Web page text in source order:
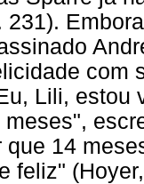
231).
com
Lili, estou
que 14
feliz"